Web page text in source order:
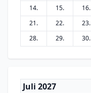
14.
15. 16.
21.
22. 23.
28.
29. 30.
Juli 2027